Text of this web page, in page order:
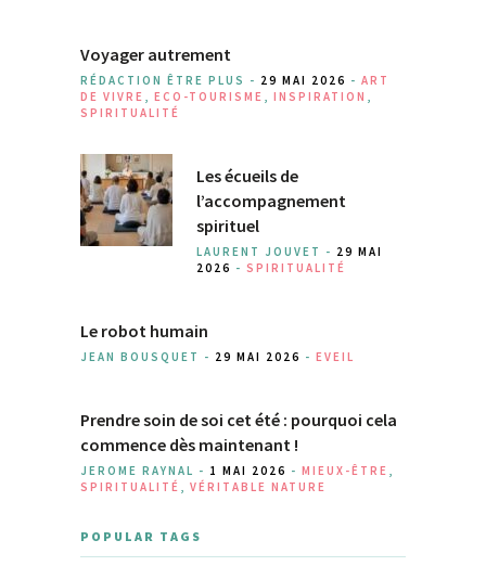
Voyager autrement
RÉDACTION ÊTRE PLUS - 29 MAI 2026 - ART
DE VIVRE
ECO-TOURISME INSPIRATION
SPIRITUALITÉ
Les écueils de
l’accompagnement
spirituel
LAURENT JOUVET - 29 MAI
2026 - SPIRITUALITÉ
Le robot humain
JEAN BOUSQUET - 29 MAI 2026 - EVEIL
Prendre soin de soi cet été : pourquoi cela
commence dès maintenant !
JEROME RAYNAL - 1 MAI 2026 - MIEUX-ÊTRE
SPIRITUALITÉ
VÉRITABLE NATURE
POPULAR TAGS